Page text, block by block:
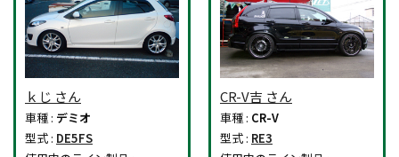
ｋじ さん
車種 : デミオ
型式 : DE5FS
CR-V吉 さん
車種 : CR-V
型式 : RE3